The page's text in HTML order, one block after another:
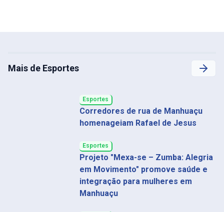
Mais de Esportes
Esportes
Corredores de rua de Manhuaçu
homenageiam Rafael de Jesus
Esportes
Projeto "Mexa-se – Zumba: Alegria
em Movimento" promove saúde e
integração para mulheres em
Manhuaçu